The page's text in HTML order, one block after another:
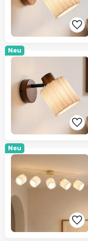
Neu
Neu